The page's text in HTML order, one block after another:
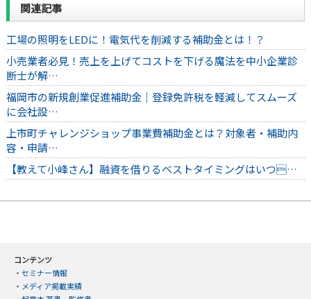
関連記事
工場の照明をLEDに！電気代を削減する補助金とは！？
小売業者必見！売上を上げてコストを下げる魔法を中小企業診
断士が解…
福岡市の新規創業促進補助金｜登録免許税を軽減してスムーズ
に会社設…
上市町チャレンジショップ事業費補助金とは？対象者・補助内
容・申請…
【教えて小峰さん】融資を借りるベストタイミングはいつ…
コンテンツ
・ セミナー情報
・ メディア掲載実績